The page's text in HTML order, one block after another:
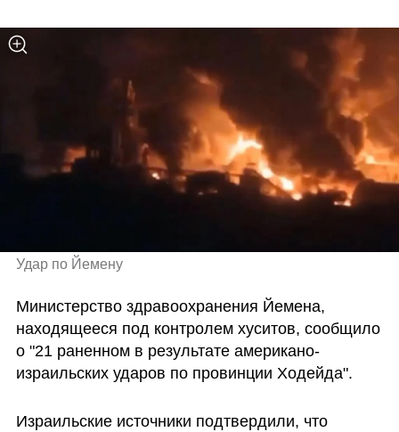
Удар по Йемену
Министерство здравоохранения Йемена,
находящееся под контролем хуситов, сообщило
о "21 раненном в результате американо-
израильских ударов по провинции Ходейда".
Израильские источники подтвердили, что